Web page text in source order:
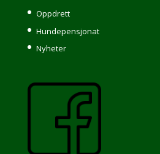
Oppdrett
Hundepensjonat
Nyheter